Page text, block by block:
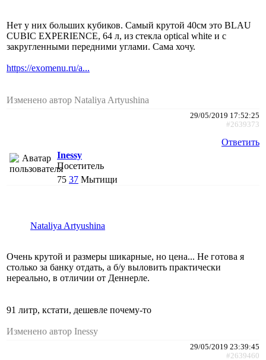
Нет у них больших кубиков. Самый крутой 40см это BLAU
CUBIC EXPERIENCE, 64 л, из стекла optical white и с
закругленными передними углами. Сама хочу.
https://exomenu.ru/a...
Изменено автор Nataliya Artyushina
29/05/2019 17:52:25
#2639373
Ответить
Inessy
Посетитель
75 37 Мытищи
Nataliya Artyushina
Очень крутой и размеры шикарные, но цена... Не готова я
столько за банку отдать, а б/у выловить практически
нереально, в отличии от Деннерле.
91 литр, кстати, дешевле почему-то
Изменено автор Inessy
29/05/2019 23:39:45
#2639460